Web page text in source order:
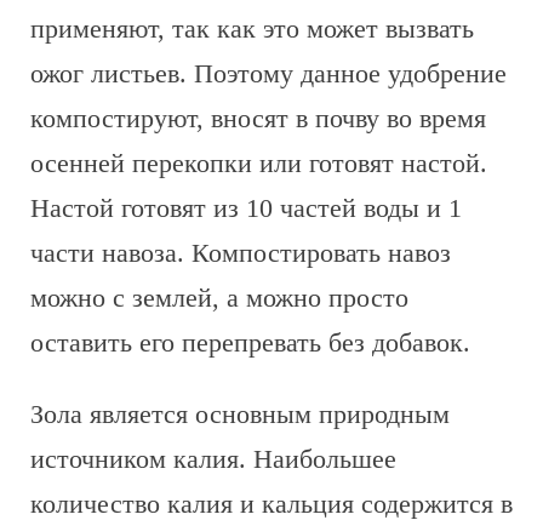
применяют, так как это может вызвать
ожог листьев. Поэтому данное удобрение
компостируют, вносят в почву во время
осенней перекопки или готовят настой.
Настой готовят из 10 частей воды и 1
части навоза. Компостировать навоз
можно с землей, а можно просто
оставить его перепревать без добавок.
Зола является основным природным
источником калия. Наибольшее
количество калия и кальция содержится в